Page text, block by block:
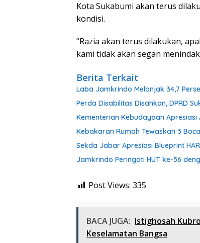
Kota Sukabumi akan terus
kondisi.
“Razia akan terus dilakukan,
kami tidak akan segan
Berita Terkait
Laba Jamkrindo Melonjak 34,7
Perda Disabilitas Disahkan, DPRD
Kementerian Kebudayaan Apresiasi
Kebakaran Rumah Tewaskan 3
Sekda Jabar Apresiasi Blueprint
Jamkrindo Peringati HUT ke-56
Post Views: 335
BACA JUGA: Istighosah
Keselamatan Bangsa